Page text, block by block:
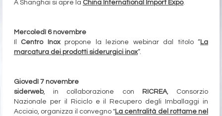
A Shanghai si apre la China International Import Expo.
Mercoledì 6 novembre
Centro Inoxpropone la lezione webinar dal titolo “La
marcatura dei prodotti siderurgici inox”.
Giovedì 7 novembre
siderweb, in collaborazione con RICREA, Consorzio
Nazionale per il Riciclo e il Recupero degli Imballaggi in
Acciaio, organizza il convegno "La centralità del rottame nel